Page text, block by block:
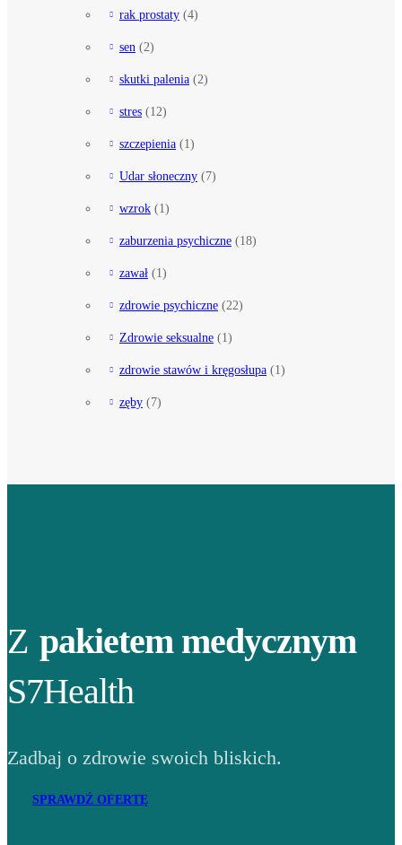
rak prostaty (4)
sen (2)
skutki palenia (2)
stres (12)
szczepienia (1)
Udar słoneczny (7)
wzrok (1)
zaburzenia psychiczne (18)
zawał (1)
zdrowie psychiczne (22)
Zdrowie seksualne (1)
zdrowie stawów i kręgosłupa (1)
zęby (7)
Z pakietem medycznym
S7Health
Zadbaj o zdrowie swoich bliskich.
SPRAWDŹ OFERTĘ